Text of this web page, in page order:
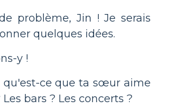
problème, Jin ! Je serais
quelques idées.
y !
qu'est-ce que ta sœur aime
bars ? Les concerts ?